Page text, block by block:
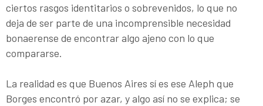
ciertos rasgos identitarios o sobrevenidos, lo que no
deja de ser parte de una incomprensible necesidad
bonaerense de encontrar algo ajeno con lo que
compararse.
La realidad es que Buenos Aires sí es ese Aleph que
Borges encontró por azar, y algo así no se explica; se